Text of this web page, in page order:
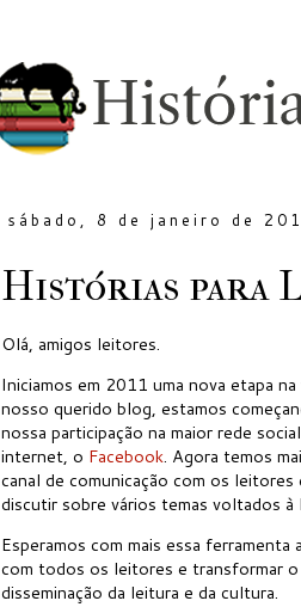
sábado, 8 de janeiro de
Histórias para
Olá, amigos leitores.
Iniciamos em 2011 uma nova etapa na
nosso querido blog, estamos
nossa participação na maior rede
internet, o Facebook. Agora temos
canal de comunicação com os
discutir sobre vários temas voltados à
Esperamos com mais essa
com todos os leitores e transformar o
disseminação da leitura e da cultura.